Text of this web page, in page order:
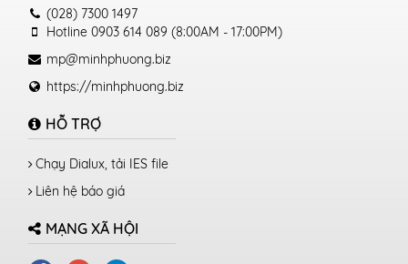
(028) 7300 1497
Hotline 0903 614 089 (8:00AM - 17:00PM)
mp@minhphuong.biz
https://minhphuong.biz
HỖ TRỢ
Chạy Dialux, tải IES file
Liên hệ báo giá
MẠNG XÃ HỘI